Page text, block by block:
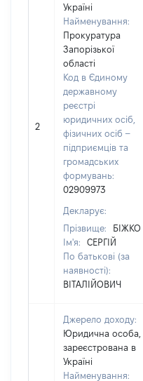
2
Україні
Найменування:
Прокуратура
Запорізької
області
Код в Єдиному
державному
реєстрі
юридичних осіб,
фізичних осіб –
підприємців та
громадських
формувань:
02909973
Декларує:
Прізвище:
БІЖКО
Ім'я:
СЕРГІЙ
По батькові (за
наявності):
ВІТАЛІЙОВИЧ
Джерело доходу:
Юридична особа,
зареєстрована в
Україні
Найменування: